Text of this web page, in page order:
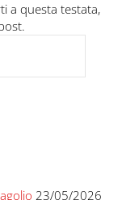
a questa testata,
23/05/2026